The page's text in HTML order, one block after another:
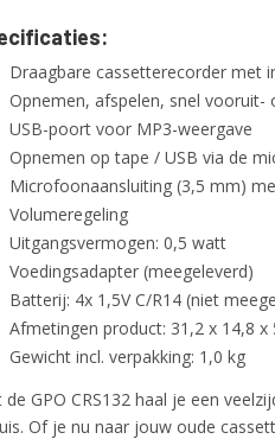
Draagbare cassetterecorder met
Opnemen, afspelen, snel
USB-poort voor MP3-weergave
Opnemen op tape / USB via de
Microfoonaansluiting (3,5 mm)
Volumeregeling
Uitgangsvermogen: 0,5 watt
Voedingsadapter (meegeleverd)
Batterij: 4x 1,5V C/R14 (niet
Afmetingen product: 31,2 x 14,8 x
Gewicht incl. verpakking: 1,0 kg
de GPO CRS132 haal je een
Of je nu naar jouw oude